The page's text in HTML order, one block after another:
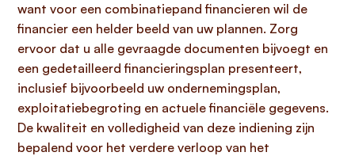
want voor een combinatiepand financieren wil de
financier een helder beeld van uw plannen. Zorg
ervoor dat u alle gevraagde documenten bijvoegt en
een gedetailleerd financieringsplan presenteert,
inclusief bijvoorbeeld uw ondernemingsplan,
exploitatiebegroting en actuele financiële gegevens.
De kwaliteit en volledigheid van deze indiening zijn
bepalend voor het verdere verloop van het